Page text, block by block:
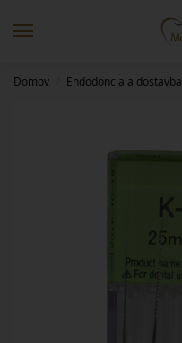
Domov Endodoncia a dostavba